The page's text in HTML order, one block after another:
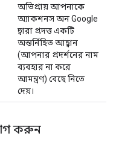
অভিপ্রায় আপনাকে
অ্যাকশনস অন Google
দ্বারা প্রদত্ত একটি
অন্তর্নিহিত আহ্বান
(আপনার প্রদর্শনের নাম
ব্যবহার না করে
আমন্ত্রণ) বেছে নিতে
দেয়।
করুন